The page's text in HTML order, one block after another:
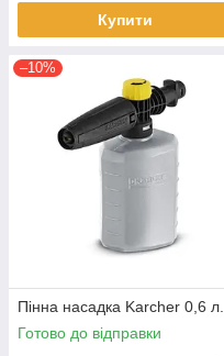
Купити
–10%
Пінна насадка Karcher 0,6 л.
Готово до відправки